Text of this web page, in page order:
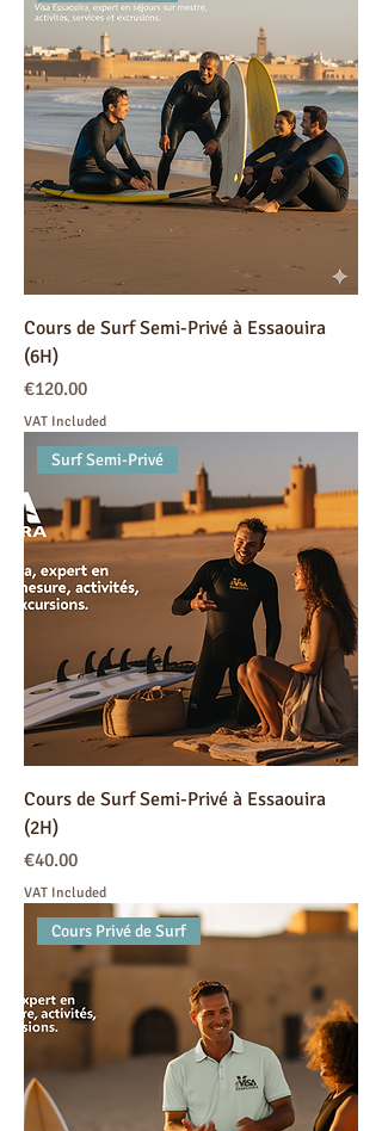
Cours de Surf Semi-Privé à Essaouira
(6H)
Price
€120.00
VAT Included
Surf Semi-Privé
Cours de Surf Semi-Privé à Essaouira
(2H)
Price
€40.00
VAT Included
Cours Privé de Surf